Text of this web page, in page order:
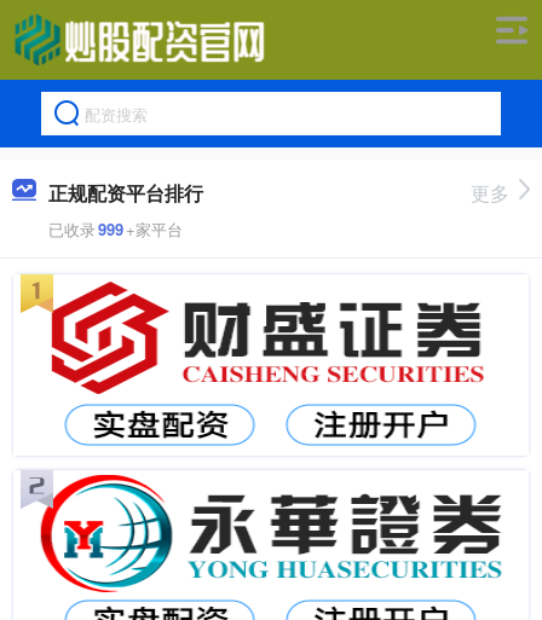
正规配资平台排行
已收录999+家平台
更多